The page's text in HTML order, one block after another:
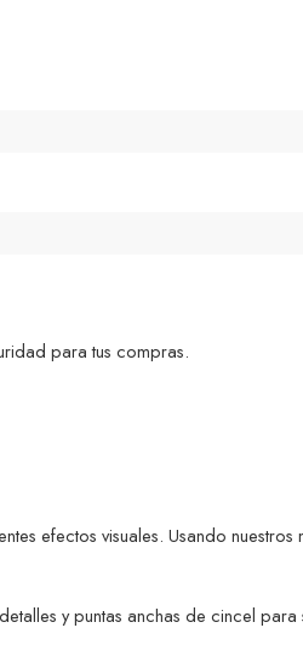
para tus compras.
efectos visuales. Usando nuestros
y puntas anchas de cincel para